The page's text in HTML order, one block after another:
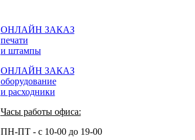
ОНЛАЙН ЗАКАЗ
печати
и штампы
ОНЛАЙН ЗАКАЗ
оборудование
и расходники
Часы работы офиса:
ПН-ПТ - с 10-00 до 19-00